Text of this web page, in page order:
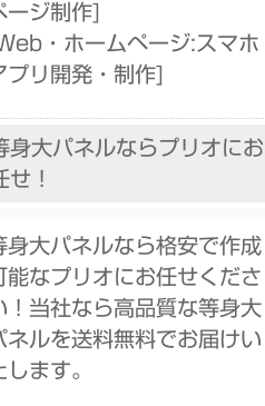
ージ制作]
・ホームページ:スマホ
プリ開発・制作]
身大パネルならプリオにお
せ！
身大パネルなら格安で作成
能なプリオにお任せくださ
！当社なら高品質な等身大
ネルを送料無料でお届けい
します。